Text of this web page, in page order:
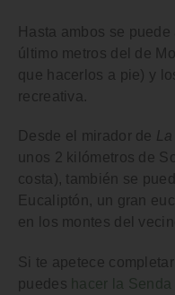
Hasta ambos se
último metros del de
que hacerlos a pie) y
recreativa.
Desde el mirador de
unos 2 kilómetros de
costa), también se
Eucaliptón , un gran
en los montes del
Si te apetece
puedes
hacer la